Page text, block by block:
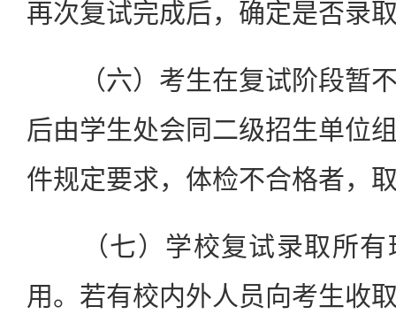
再次复试完成后，确定是否录
（六）考生在复试阶段暂不
后由学生处会同二级招生单位
件规定要求，体检不合格者，
（七）学校复试录取所有
用。若有校内外人员向考生收